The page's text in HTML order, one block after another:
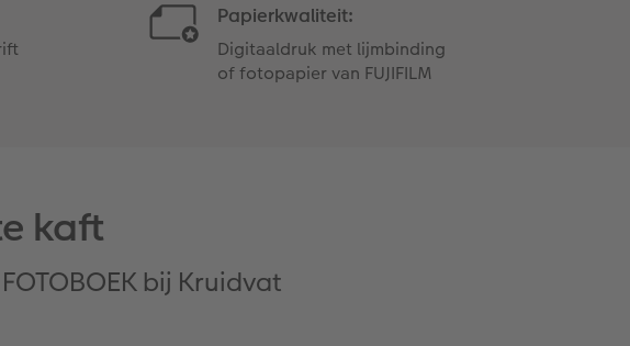
Papierkwaliteit:
Digitaaldruk met lijmbinding
of fotopapier van FUJIFILM
kaft
bij Kruidvat